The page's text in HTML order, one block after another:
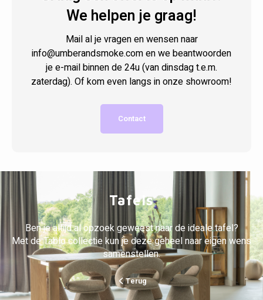
We helpen je graag!
Mail al je vragen en wensen naar
info@umberandsmoke.comen we beantwoorden
je e-mail binnen de 24u (van dinsdag t.e.m.
zaterdag). Of kom even langs in onze showroom!
Contact
Tafels
Ben je altijd al opzoek geweest naar de ideale tafel?
Met de Tablo collectie kun je deze geheel naar eigen wens
samenstellen.
Terug